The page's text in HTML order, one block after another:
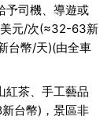
予司機、導遊或
美元/次(≈32-63新
台幣/天)(由全車
紅茶、手工藝品
台幣)，景區非